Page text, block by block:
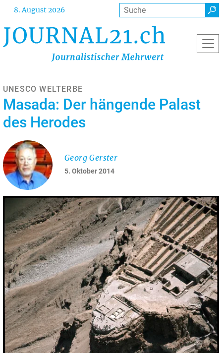
Direkt
Inhalt
8. August 2026 Suche
UNESCO WELTERBE
Masada: Der hängende Palast
des Herodes
5. Oktober 2014
Georg Gerster